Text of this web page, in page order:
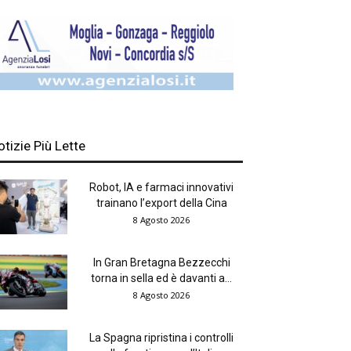
Più Lette
Robot, IA e farmaci innovativi
trainano l’export della Cina
8 Agosto 2026
In Gran Bretagna Bezzecchi
torna in sella ed è davanti a...
8 Agosto 2026
La Spagna ripristina i controlli